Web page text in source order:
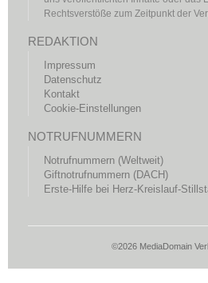
Rechtsverstöße zum Zeitpunkt der
REDAKTION
Impressum
Datenschutz
Kontakt
Cookie-Einstellungen
NOTRUFNUMMERN
Notrufnummern (Weltweit)
Giftnotrufnummern (DACH)
Erste-Hilfe bei Herz-Kreislauf-
©2026 MediaDomain